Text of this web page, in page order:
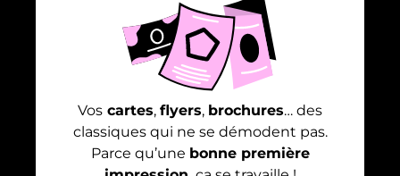
Vos cartes, flyers, brochures… des
classiques qui ne se démodent pas.
Parce qu’une bonne première